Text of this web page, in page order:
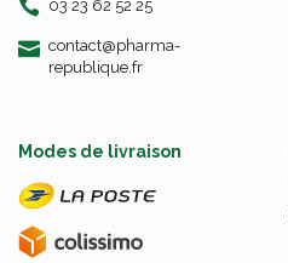
03 23 62 52 25
contact-
@-
pharma-
republique.fr
Modes de livraison